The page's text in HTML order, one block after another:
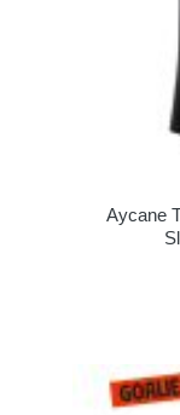
Aycane